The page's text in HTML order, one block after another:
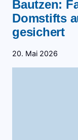
Bautzen:
Domstifts
gesichert
20. Mai 2026